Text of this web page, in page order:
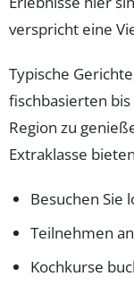
verspricht eine
Typische
fischbasierten
Region zu
Extraklasse
Besuchen Sie
Teilnehmen
Kochkurse